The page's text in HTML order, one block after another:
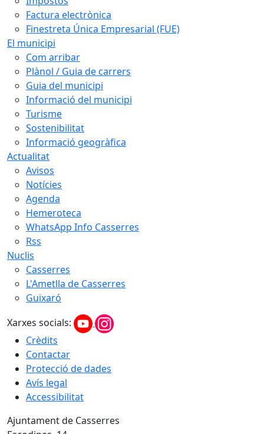
Factura electrònica
Finestreta Única Empresarial (FUE)
El municipi
Com arribar
Plànol / Guia de carrers
Guia del municipi
Informació del municipi
Turisme
Sostenibilitat
Informació geogràfica
Actualitat
Avisos
Notícies
Agenda
Hemeroteca
WhatsApp Info Casserres
Rss
Nuclis
Casserres
L'Ametlla de Casserres
Guixaró
Xarxes socials:
Crèdits
Contactar
Protecció de dades
Avís legal
Accessibilitat
Ajuntament de Casserres